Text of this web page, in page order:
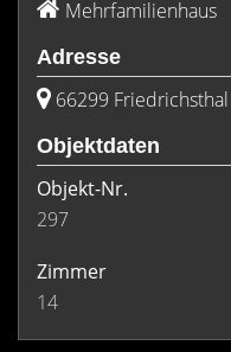
Mehrfamilienhaus
Adresse
66299 Friedrichsthal
Objektdaten
Objekt-Nr.
297
Zimmer
14